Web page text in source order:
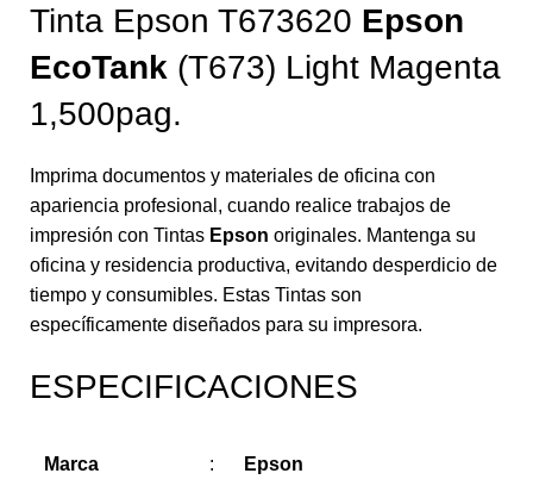
Tinta Epson T673620 Epson
EcoTank (T673) Light Magenta
1,500pag.
Imprima documentos y materiales de oficina con
apariencia profesional, cuando realice trabajos de
impresión con Tintas Epson originales. Mantenga su
oficina y residencia productiva, evitando desperdicio de
tiempo y consumibles. Estas Tintas son
específicamente diseñados para su impresora.
ESPECIFICACIONES
Marca : Epson